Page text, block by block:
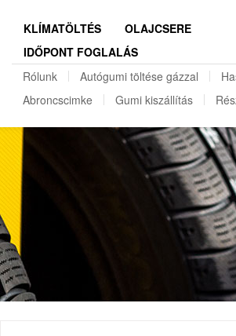
REGISZTRÁCIÓ
KLÍMATÖLTÉS
OLAJCSERE
IDŐPONT FOGLALÁS
Rólunk
Autógumi töltése gázzal
Abroncscimke
Gumi kiszállítás